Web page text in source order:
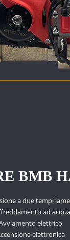
BMB
a due tempi
ad acqua
elettrico
elettronica